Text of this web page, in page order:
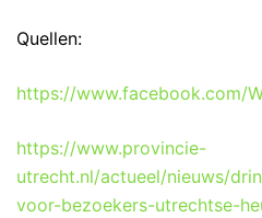
Quellen:
https://www.facebook.com/
https://www.provincie-
utrecht.nl/actueel/nieuws/
voor-bezoekers-utrechtse-